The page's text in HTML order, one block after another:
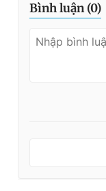
Bình luận (0)